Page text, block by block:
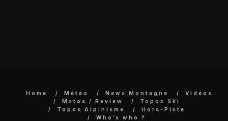
Home Météo News Montagne
Vidéos
Matos / Review
Topos Ski
Topos Alpinisme
Hors-Piste
Who’s who ?